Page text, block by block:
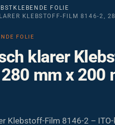
FOLIE
KLEBSTOFF-FILM 8146-2,
klarer
mm x 200
Klebstoff-Film 8146-2 – ITO-